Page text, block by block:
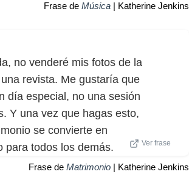
Frase de Música | Katherine Jenkins
no venderé mis fotos de la
revista. Me gustaría que
día especial, no una sesión
Y una vez que hagas esto,
se convierte en
para todos los demás.
Ver frase
Frase de Matrimonio | Katherine Jenkins